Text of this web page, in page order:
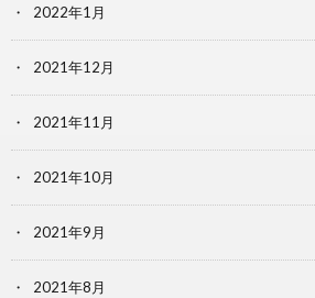
2022年1月
2021年12月
2021年11月
2021年10月
2021年9月
2021年8月